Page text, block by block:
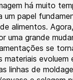
há muito
um papel
alimentos.
uma grande
se
materiais evoluem
linhas de